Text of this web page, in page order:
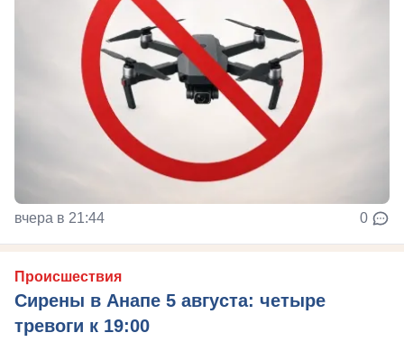
вчера в 21:44 0
Происшествия
Сирены в Анапе 5 августа: четыре
тревоги к 19:00